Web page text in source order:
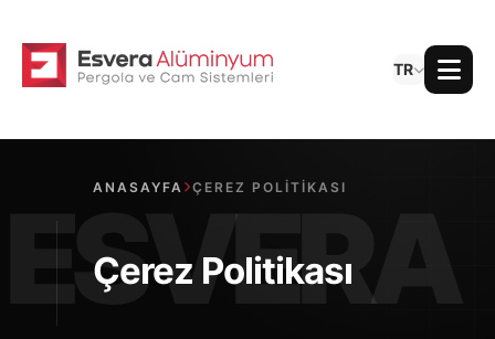
TR
ANASAYFA ÇEREZ POLITIKASI
Çerez Politikası